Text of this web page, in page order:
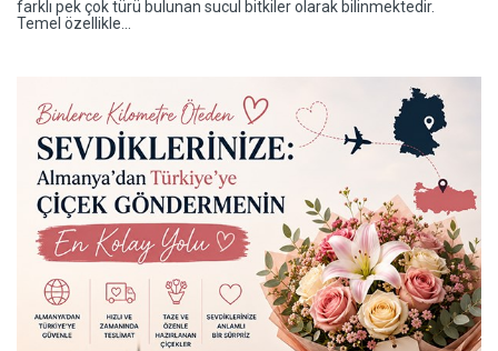
farklı pek çok türü bulunan sucul bitkiler olarak bilinmektedir.
Temel özellikle...